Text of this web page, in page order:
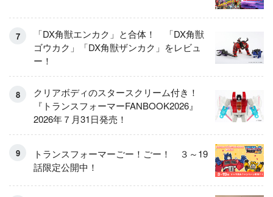
「DX角獣エンカク」と合体！ 「DX角獣
ゴウカク」「DX角獣ザンカク」をレビュ
ー！
クリアボディのスタースクリーム付き！
『トランスフォーマーFANBOOK2026』
2026年７月31日発売！
トランスフォーマーごー！ごー！ ３～19
話限定公開中！